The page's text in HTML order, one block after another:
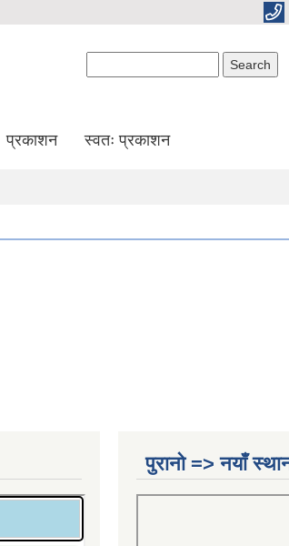
प्रकाशन स्वतः प्रकाशन
पुरानो => नयाँ